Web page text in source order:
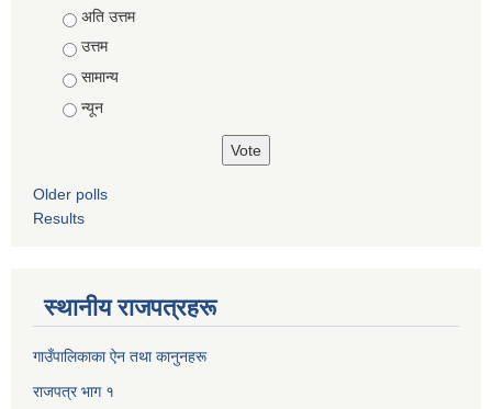
Choices
अति उत्तम
उत्तम
सामान्य
न्यून
Older polls
Results
स्थानीय राजपत्रहरू
गाउँपालिकाका ऐन तथा कानुनहरू
राजपत्र भाग १